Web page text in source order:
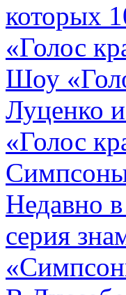
которых
«Голос
Шоу
Луценко
«Голос
Недавно
серия